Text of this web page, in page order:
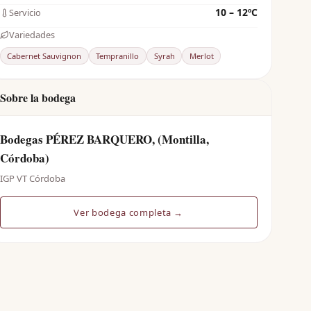
Servicio 10 – 12ºC
Variedades
Cabernet Sauvignon Tempranillo Syrah Merlot
Sobre la bodega
Bodegas PÉREZ BARQUERO, (Montilla,
Córdoba)
IGP VT Córdoba
Ver bodega completa →